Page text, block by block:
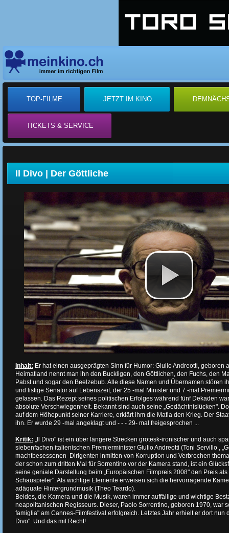
TOP-FILME JETZT IM KINO
TICKETS & SERVICE
Il Divo | Der Göttliche
Inhalt: Er hat einen ausgeprägten Sinn für Humor: Giulio Andreotti, geboren
Heimatland nennt man ihn den Buckligen, den Göttlichen, den Fuchs, den
Pabst und sogar den Beelzebub. Alle diese Namen und Übernamen stören
und listige Senator auf Lebenszeit, der 25 -mal Minister und 7 -mal
gelassen. Das Rezept seines politischen Erfolges während fünf Dekaden
absolute Verschwiegenheit. Bekannt sind auch seine „Gedächtnislücken".
auf dem Höhepunkt seiner Karriere, erklärt ihm die Mafia den Krieg. Der
ihn. Er wurde 29 -mal angeklagt und - - - 29- mal freigesprochen ...
Kritik: „Il Divo" ist ein über längere Strecken grotesk-ironischer und auch
siebenfachen italienischen Premierminister Giulio Andreotti (Toni Servillo ,
machtbesessenen Dirigenten inmitten von Korruption und Verbrechen
der schon zum dritten Mal für Sorrentino vor der Kamera stand, ist ein
seine geniale Darstellung beim „Europäischen Filmpreis 2008" den Preis als
Schauspieler". Als wichtige Elemente erweisen sich die hervorragende
adäquate Hintergrundmusik (Theo Teardo).
Beides, die Kamera und die Musik, waren immer auffällige und wichtige
neapolitanischen Regisseurs. Dieser, Paolo Sorrentino, geboren 1970, war
famiglia" am Cannes-Filmfestival erfolgreich. Letztes Jahr erhielt er dort nun
Divo". Und das mit Recht!